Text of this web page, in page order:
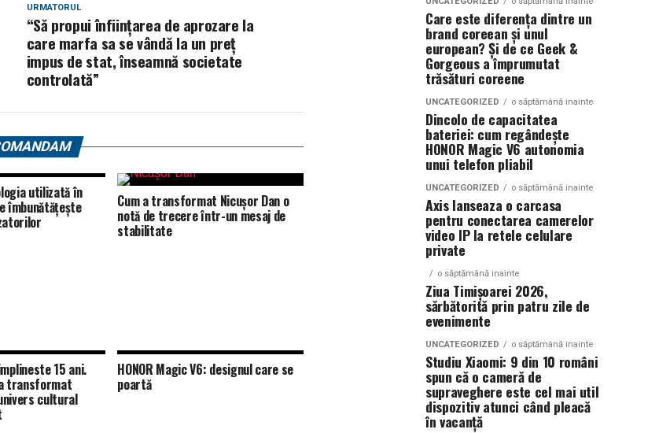
URMATORUL
“Să propui înființarea de aprozare la
care marfa sa se vândă la un preț
impus de stat, înseamnă societate
controlată”
utilizată în
îmbunătățește Cum a transformat Nicușor Dan o
notă de trecere într-un mesaj de
stabilitate
15 ani.
transformat
cultural
HONOR Magic V6: designul care se
poartă
Care este diferența dintre un
brand coreean și unul
european? Și de ce Geek &
Gorgeous a împrumutat
trăsături coreene
UNCATEGORIZED o săptămână inainte
Dincolo de capacitatea
bateriei: cum regândește
HONOR Magic V6 autonomia
unui telefon pliabil
UNCATEGORIZED o săptămână inainte
Axis lanseaza o carcasa
pentru conectarea camerelor
video IP la retele celulare
private
o săptămână inainte
Ziua Timișoarei 2026,
sărbătorită prin patru zile de
evenimente
UNCATEGORIZED o săptămână inainte
Studiu Xiaomi: 9 din 10 români
spun că o cameră de
supraveghere este cel mai util
dispozitiv atunci când pleacă
în vacanță